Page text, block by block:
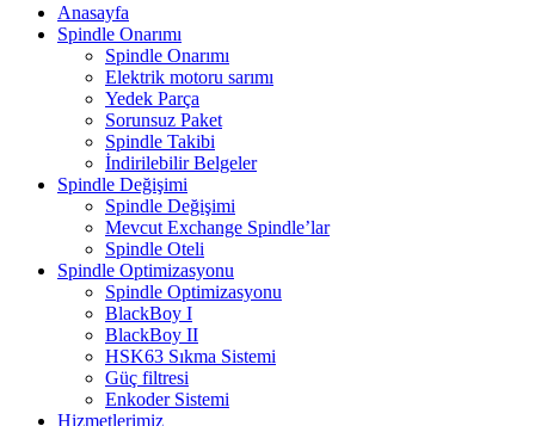
Anasayfa
Spindle Onarımı
Spindle Onarımı
Elektrik motoru sarımı
Yedek Parça
Sorunsuz Paket
Spindle Takibi
İndirilebilir Belgeler
Spindle Değişimi
Spindle Değişimi
Mevcut Exchange Spindle’lar
Spindle Oteli
Spindle Optimizasyonu
Spindle Optimizasyonu
BlackBoy I
BlackBoy II
HSK63 Sıkma Sistemi
Güç filtresi
Enkoder Sistemi
Hizmetlerimiz